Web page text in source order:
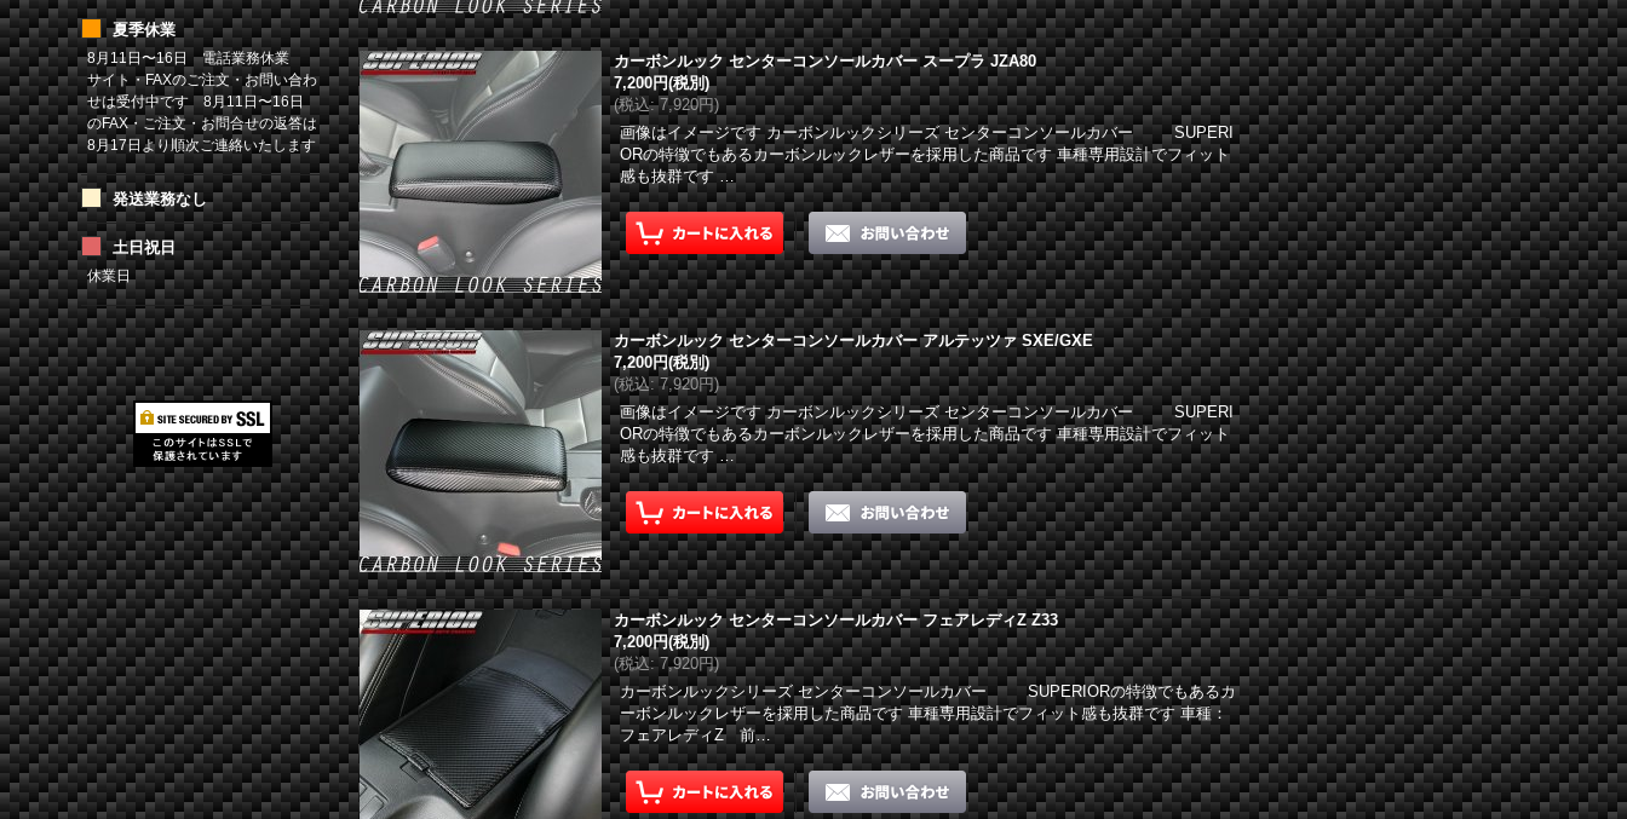
夏季休業
8月11日〜16日 電話業務休業
サイト・FAXのご注文・お問い合わ
せは受付中です 8月11日〜16日
のFAX・ご注文・お問合せの返答は
8月17日より順次ご連絡いたします
発送業務なし
土日祝日
休業日
カーボンルック センターコンソールカバー スープラ JZA80
7,200円(税別)
(税込: 7,920円)
画像はイメージです カーボンルックシリーズ センターコンソールカバー SUPERI
ORの特徴でもあるカーボンルックレザーを採用した商品です 車種専用設計でフィット
感も抜群です …
カーボンルック センターコンソールカバー アルテッツァ SXE/GXE
7,200円(税別)
(税込: 7,920円)
画像はイメージです カーボンルックシリーズ センターコンソールカバー SUPERI
ORの特徴でもあるカーボンルックレザーを採用した商品です 車種専用設計でフィット
感も抜群です …
カーボンルック センターコンソールカバー フェアレディZ Z33
7,200円(税別)
(税込: 7,920円)
カーボンルックシリーズ センターコンソールカバー SUPERIORの特徴でもあるカ
ーボンルックレザーを採用した商品です 車種専用設計でフィット感も抜群です 車種：
フェアレディZ 前…